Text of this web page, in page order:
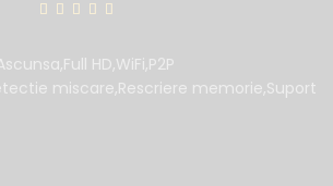
HD,WiFi,P2P
miscare,Rescriere memorie,Suport